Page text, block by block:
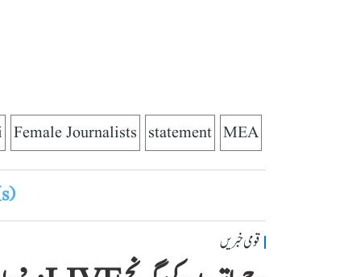
MEA
statement
Female Journalists
قومی خبریں